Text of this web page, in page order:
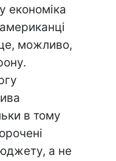
економіка
це, можливо,
в тому
а не